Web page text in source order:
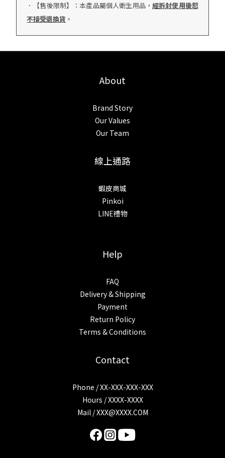
．【售後限制】：本產品屬個人衛生用品， 經拆封使用後恕
不接受退換貨 。
About
Brand Story
Our Values
Our Team
線上通路
蝦皮商城
Pinkoi
LINE禮物
Help
FAQ
Delivery & Shipping
Payment
Return Policy
Terms & Conditions
Contact
Phone / XX-XXX-XXX-XXX
Hours / XXXX-XXXX
Mail /XXX@XXXX.COM